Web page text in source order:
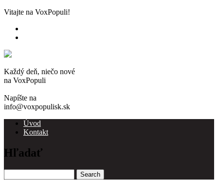
Skip
main
content
Vitajte na VoxPopuli!
Každý deň, niečo nové
na VoxPopuli
Napíšte na
info@voxpopulisk.sk
Main
navigation
Úvod
Kontakt
Hľadať